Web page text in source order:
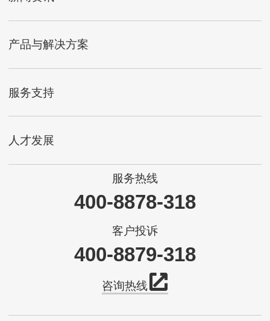
产品与解决方案
服务支持
人才发展
服务热线
400-8878-318
客户投诉
400-8879-318
咨询热线